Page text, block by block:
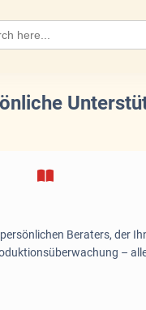
Beraters, der
–